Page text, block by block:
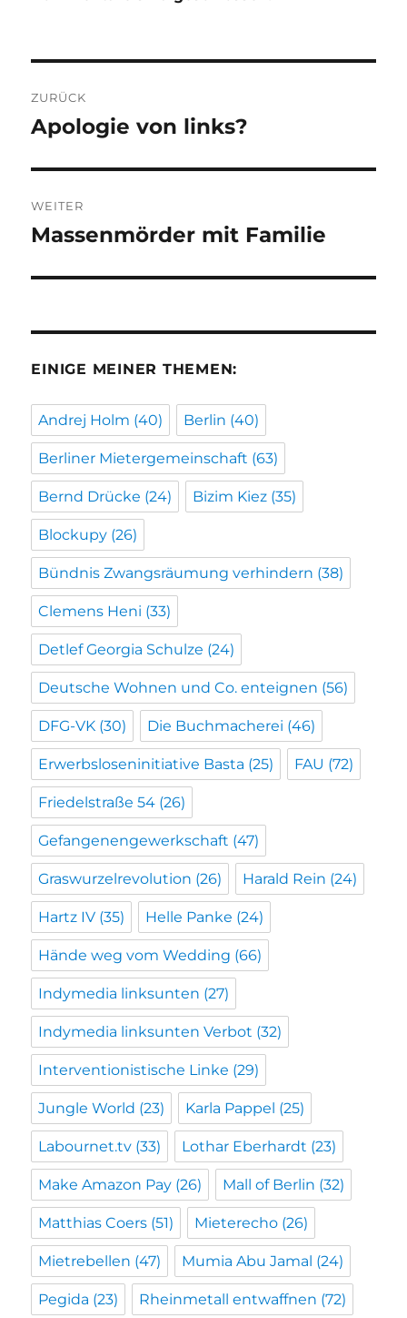
ZURÜCK
Vorheriger
Apologie von links?
WEITER
Nächster
Massenmörder mit Familie
EINIGE MEINER THEMEN:
Andrej Holm (40) Berlin (40)
Berliner Mietergemeinschaft (63)
Bernd Drücke (24) Bizim Kiez (35)
Blockupy (26)
Bündnis Zwangsräumung verhindern (38)
Clemens Heni (33)
Detlef Georgia Schulze (24)
Deutsche Wohnen und Co. enteignen (56)
DFG-VK (30) Die Buchmacherei (46)
Erwerbsloseninitiative Basta (25) FAU (72)
Friedelstraße 54 (26)
Gefangenengewerkschaft (47)
Graswurzelrevolution (26) Harald Rein (24)
Hartz IV (35) Helle Panke (24)
Hände weg vom Wedding (66)
Indymedia linksunten (27)
Indymedia linksunten Verbot (32)
Interventionistische Linke (29)
Jungle World (23) Karla Pappel (25)
Labournet.tv (33) Lothar Eberhardt (23)
Make Amazon Pay (26) Mall of Berlin (32)
Matthias Coers (51) Mieterecho (26)
Mietrebellen (47) Mumia Abu Jamal (24)
Pegida (23) Rheinmetall entwaffnen (72)